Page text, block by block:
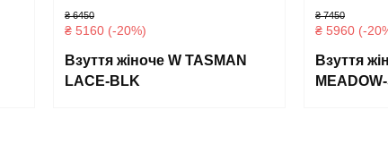
₴ 6450
₴ 5160 (-20%)
Взуття жіноче W TASMAN
LACE-BLK
₴ 7450
₴ 5960 (-
Взуття